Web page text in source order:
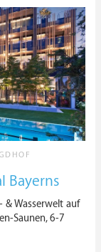
Bayerns
& Wasserwelt auf
Saunen, 6-7